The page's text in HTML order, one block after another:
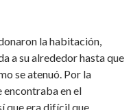
la habitación,
a su alrededor hasta que
se atenuó. Por la
encontraba en el
que era difícil que